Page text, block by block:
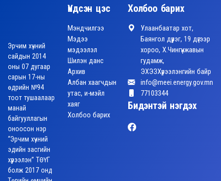
Эрчим хүчний
сайдын 2014
оны 07 дугаар
сарын 17-ны
өдрийн №94
тоот тушаалаар
манай
байгууллагын
оноосон нэр
“Эрчим хүчний
эдийн засгийн
хүрээлэн” ТӨҮГ
болж 2017 онд
Үндсэн цэс
Мэндчилгээ
Мэдээ
мэдээлэл
Шилэн данс
Архив
Албан хаагчдын
утас, и-мэйл
хаяг
Холбоо барих
Холбоо барих
Улаанбаатар хот,
Баянгол дүүрэг, 19 дүгээр
хороо, Х.Чингүнжавын
гудамж,
ЭХЭЗХүрээлэнгийн байр
info@meei.energy.gov.mn
77103344
Бидэнтэй нэгдэх